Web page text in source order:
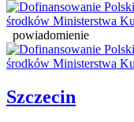
powiadomienie
Szczecin